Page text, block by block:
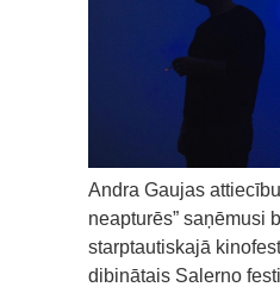
Andra Gaujas
neapturēs” saņēmusi
starptautiskajā
dibinātais Salerno